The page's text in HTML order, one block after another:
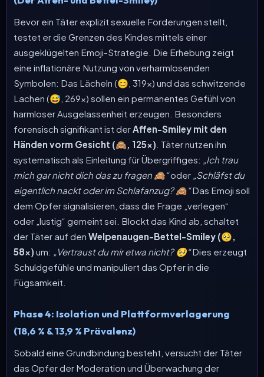
Bevor ein Täter explizit sexuelle Forderungen stellt,
testet er die Grenzen des Kindes mittels einer
ausgeklügelten Emoji-Strategie. Die Erhebung zeigt
eine inflationäre Nutzung von verharmlosenden
Symbolen: Das Lächeln (😊 , 319x) und das schwitzende
Lachen (😅 , 269x) sollen ein permanentes Gefühl von
harmloser Ausgelassenheit erzeugen. Besonders
forensisch signifikant ist derAffen-Smiley mit den
Händen vorm Gesicht (🙈, 125x) . Täter nutzen ihn
systematisch als Einleitung für Übergriffiges: „Ich trau
mich gar nicht dich das zu fragen 🙈“oder „Schläfst du
eigentlich nackt oder im Schlafanzug?🙈“Das Emoji soll
dem Opfer signalisieren, dass die Frage „verlegen“
oder „lustig“ gemeint sei. Blockt das Kind ab, schaltet
der Täter auf den Welpenaugen-Bettel-Smiley (🥺,
58x) um: „Vertraust du mir etwa nicht?🥺“Dies erzeugt
Schuldgefühle und manipuliert das Opfer in die
Fügsamkeit.
Phase 4: Isolation und Plattformverlagerung
(18,6 % & 13,9 % Prävalenz)
Sobald eine Grundbindung besteht, versucht der Täter
das Opfer der Moderation und Überwachung der